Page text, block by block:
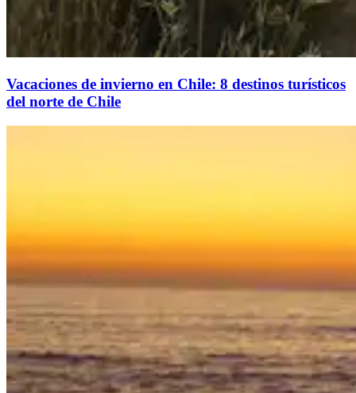
Vacaciones de invierno en Chile: 8 destinos turísticos
del norte de Chile